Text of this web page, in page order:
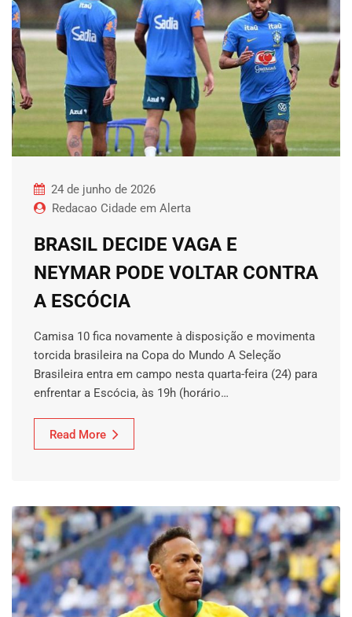
24 de junho de 2026
Redacao Cidade em Alerta
BRASIL DECIDE VAGA E
NEYMAR PODE VOLTAR CONTRA
A ESCÓCIA
Camisa 10 fica novamente à disposição e movimenta
torcida brasileira na Copa do Mundo A Seleção
Brasileira entra em campo nesta quarta-feira (24) para
enfrentar a Escócia, às 19h (horário…
Read More